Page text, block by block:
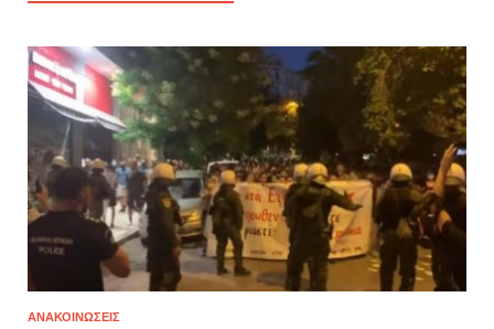
Π.Ε.
ΑΝΑΚΟΙΝΩΣΕΙΣ